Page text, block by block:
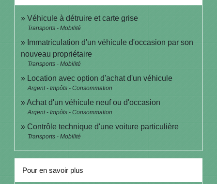
Véhicule à détruire et carte grise
Transports - Mobilité
Immatriculation d'un véhicule d'occasion par son
nouveau propriétaire
Transports - Mobilité
Location avec option d'achat d'un véhicule
Argent - Impôts - Consommation
Achat d'un véhicule neuf ou d'occasion
Argent - Impôts - Consommation
Contrôle technique d'une voiture particulière
Transports - Mobilité
Pour en savoir plus